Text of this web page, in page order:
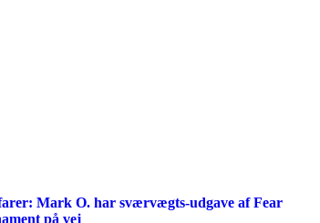
Mark O. har sværvægts-udgave af Fear
på vej